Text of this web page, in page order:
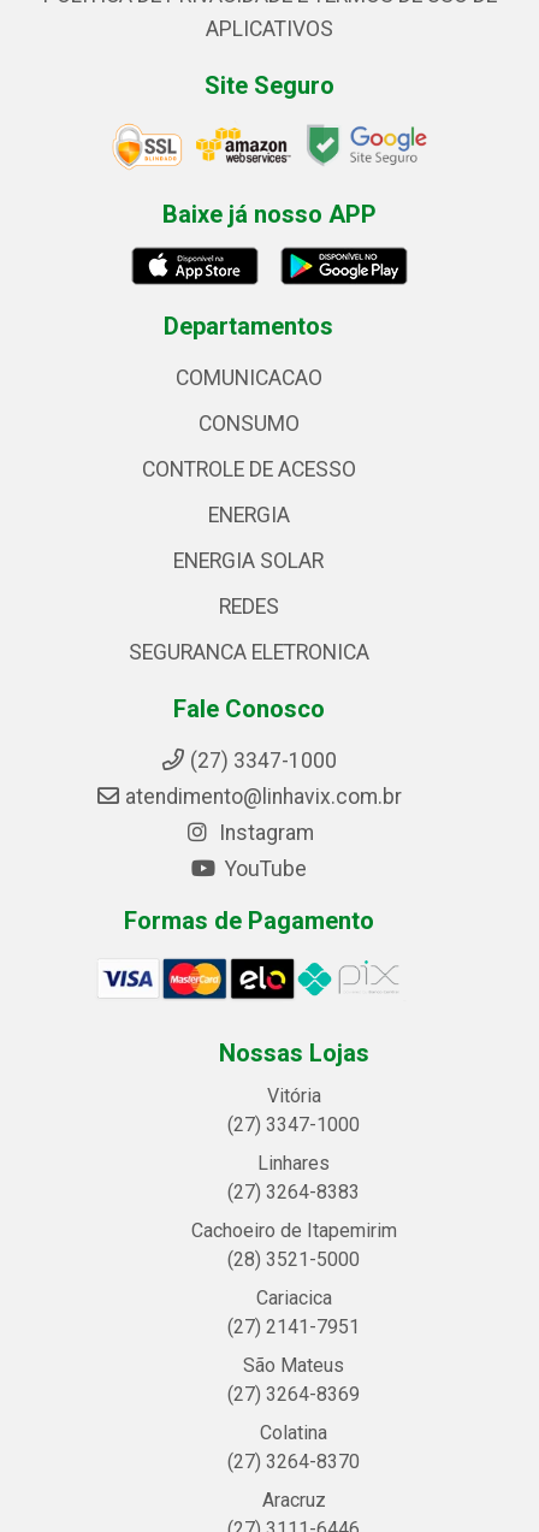
APLICATIVOS
Site Seguro
Baixe já nosso APP
Departamentos
COMUNICACAO
CONSUMO
CONTROLE DE ACESSO
ENERGIA
ENERGIA SOLAR
REDES
SEGURANCA ELETRONICA
Fale Conosco
(27) 3347-1000
atendimento@linhavix.com.br
Instagram
YouTube
Formas de Pagamento
Nossas Lojas
Vitória
(27) 3347-1000
Linhares
(27) 3264-8383
Cachoeiro de Itapemirim
(28) 3521-5000
Cariacica
(27) 2141-7951
São Mateus
(27) 3264-8369
Colatina
(27) 3264-8370
Aracruz